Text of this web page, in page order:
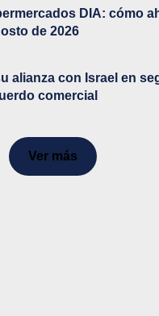
DIA: cómo
de 2026
alianza con Israel en
comercial
Ver más